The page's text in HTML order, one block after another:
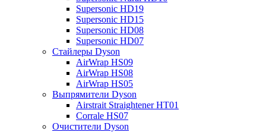
Supersonic HD19
Supersonic HD15
Supersonic HD08
Supersonic HD07
Стайлеры Dyson
AirWrap HS09
AirWrap HS08
AirWrap HS05
Выпрямители Dyson
Airstrait Straightener HT01
Corrale HS07
Очистители Dyson